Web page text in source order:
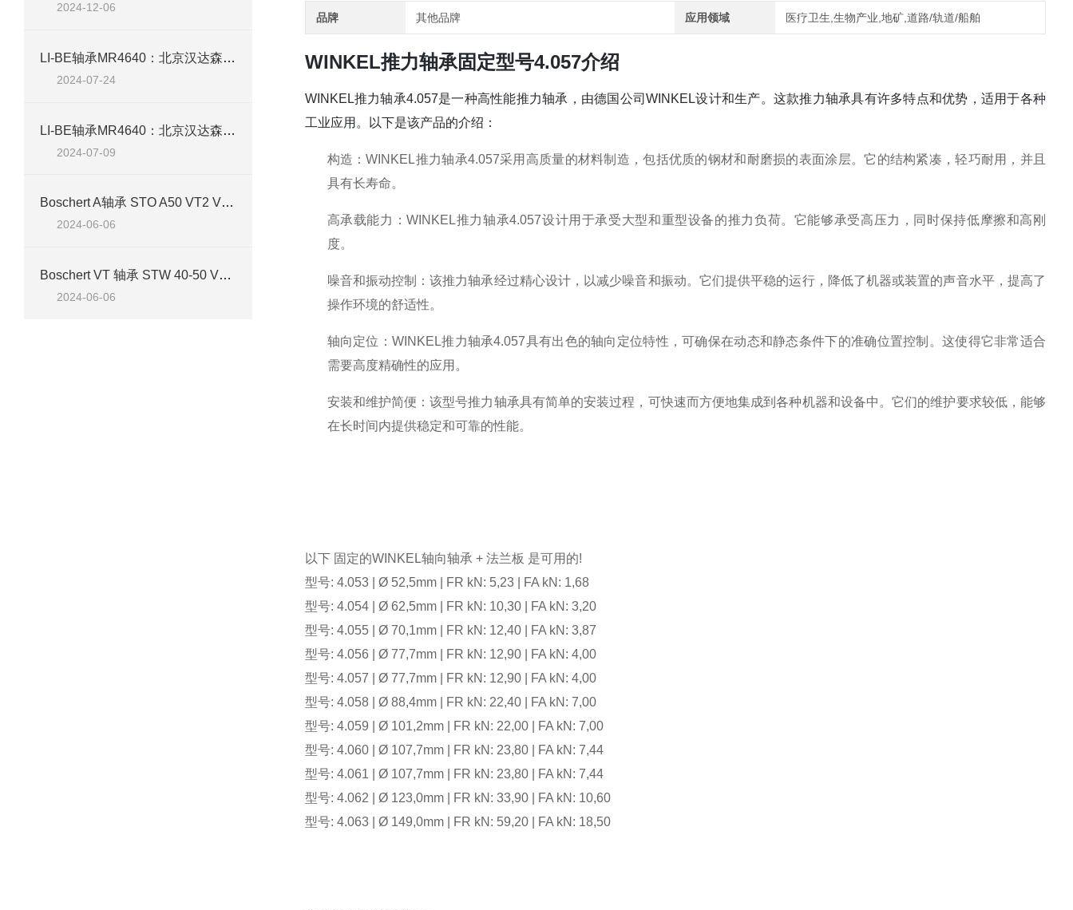
AC-MOTOREN电机FCPA 71B-2参数介绍
2024-12-06
​LI-BE轴承MR4640：北京汉达森经销产品的全面解析
2024-07-24
LI-BE轴承MR4640：北京汉达森经销的精密轴承技术介绍
2024-07-09
Boschert A轴承 STO A50 VT2 Vk产品介绍
2024-06-06
Boschert VT 轴承 STW 40-50 VT1 Vk产品介绍
2024-06-06
品牌 其他品牌 应用领域 医疗卫生,生物产业,地矿,道路/轨道/船舶
WINKEL推力轴承固定型号4.057介绍
WINKEL推力轴承4.057是一种高性能推力轴承，由德国公司WINKEL设计和生产。这款推力轴承具有许多特点和优势，适用于各种
工业应用。以下是该产品的介绍：
构造：WINKEL推力轴承4.057采用高质量的材料制造，包括优质的钢材和耐磨损的表面涂层。它的结构紧凑，轻巧耐用，并且
具有长寿命。
高承载能力：WINKEL推力轴承4.057设计用于承受大型和重型设备的推力负荷。它能够承受高压力，同时保持低摩擦和高刚
度。
噪音和振动控制：该推力轴承经过精心设计，以减少噪音和振动。它们提供平稳的运行，降低了机器或装置的声音水平，提高了
操作环境的舒适性。
轴向定位：WINKEL推力轴承4.057具有出色的轴向定位特性，可确保在动态和静态条件下的准确位置控制。这使得它非常适合
需要高度精确性的应用。
安装和维护简便：该型号推力轴承具有简单的安装过程，可快速而方便地集成到各种机器和设备中。它们的维护要求较低，能够
在长时间内提供稳定和可靠的性能。
以下 固定的WINKEL轴向轴承 + 法兰板 是可用的!
型号: 4.053 | Ø 52,5mm | FR kN: 5,23 | FA kN: 1,68
型号: 4.054 | Ø 62,5mm | FR kN: 10,30 | FA kN: 3,20
型号: 4.055 | Ø 70,1mm | FR kN: 12,40 | FA kN: 3,87
型号: 4.056 | Ø 77,7mm | FR kN: 12,90 | FA kN: 4,00
型号: 4.057 | Ø 77,7mm | FR kN: 12,90 | FA kN: 4,00
型号: 4.058 | Ø 88,4mm | FR kN: 22,40 | FA kN: 7,00
型号: 4.059 | Ø 101,2mm | FR kN: 22,00 | FA kN: 7,00
型号: 4.060 | Ø 107,7mm | FR kN: 23,80 | FA kN: 7,44
型号: 4.061 | Ø 107,7mm | FR kN: 23,80 | FA kN: 7,44
型号: 4.062 | Ø 123,0mm | FR kN: 33,90 | FA kN: 10,60
型号: 4.063 | Ø 149,0mm | FR kN: 59,20 | FA kN: 18,50